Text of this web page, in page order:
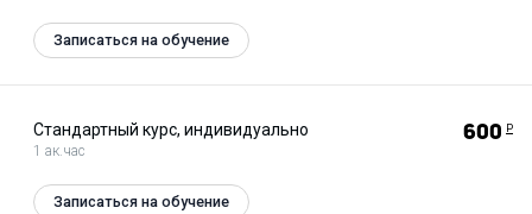
Записаться на обучение
Стандартный курс, индивидуально
1 ак.час
600 Р
Записаться на обучение